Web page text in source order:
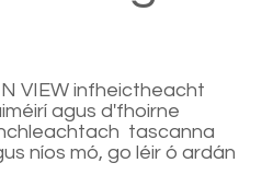
VIEW infheictheacht
agus d'fhoirne
tascanna
níos mó, go léir ó ardán